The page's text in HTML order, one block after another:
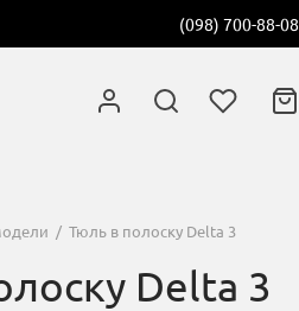
(098) 700-88-08
/ Тюль в полоску Delta 3
Delta 3